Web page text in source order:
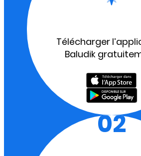
Télécharger
Baludik
02